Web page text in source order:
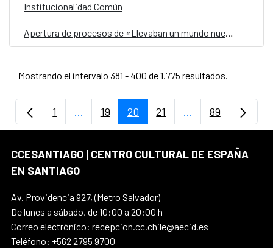
Institucionalidad Común
Apertura de procesos de «Llevaban un mundo nuevo en el corazón» de Lorenzo Sandoval
Mostrando el intervalo 381 - 400 de 1.775 resultados.
Página
1 ...Páginas intermedias Use TAB para
Página
19 Página
20 Página
21 ...PáginasPágina
89
CCESANTIAGO | CENTRO CULTURAL DE ESPAÑA
EN SANTIAGO
Av. Providencia 927, (Metro Salvador)
De lunes a sábado, de 10:00 a 20:00 h
Correo electrónico: recepcion.cc.chile@aecid.es
Teléfono: +562 2795 9700